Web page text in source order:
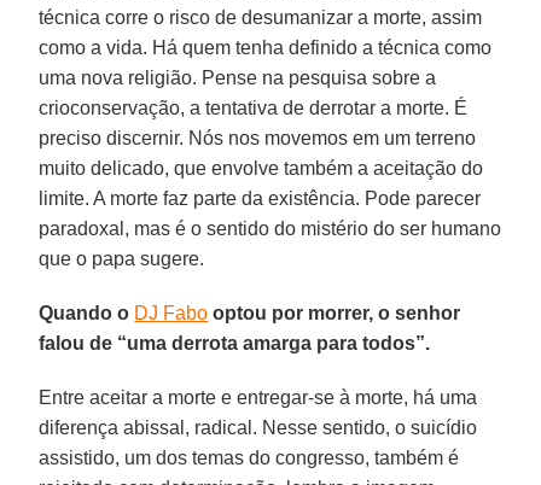
técnica corre o risco de desumanizar a morte, assim
como a vida. Há quem tenha definido a técnica como
uma nova religião. Pense na pesquisa sobre a
crioconservação, a tentativa de derrotar a morte. É
preciso discernir. Nós nos movemos em um terreno
muito delicado, que envolve também a aceitação do
limite. A morte faz parte da existência. Pode parecer
paradoxal, mas é o sentido do mistério do ser humano
que o papa sugere.
Quando o DJ Fabo optou por morrer, o senhor
falou de “uma derrota amarga para todos”.
Entre aceitar a morte e entregar-se à morte, há uma
diferença abissal, radical. Nesse sentido, o suicídio
assistido, um dos temas do congresso, também é